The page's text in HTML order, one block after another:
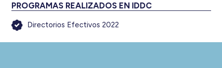
PROGRAMAS REALIZADOS EN IDDC
Directorios Efectivos 2022